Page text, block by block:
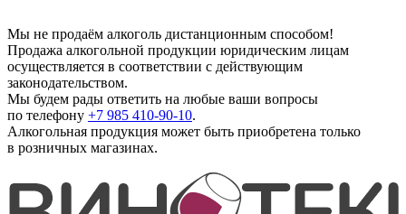
Мы не продаём алкоголь дистанционным способом!
Продажа алкогольной продукции юридическим лицам
осуществляется в соответствии с действующим
законодательством.
Мы будем рады ответить на любые ваши вопросы
по телефону +7 985 410-90-10.
Алкогольная продукция может быть приобретена только
в розничных магазинах.